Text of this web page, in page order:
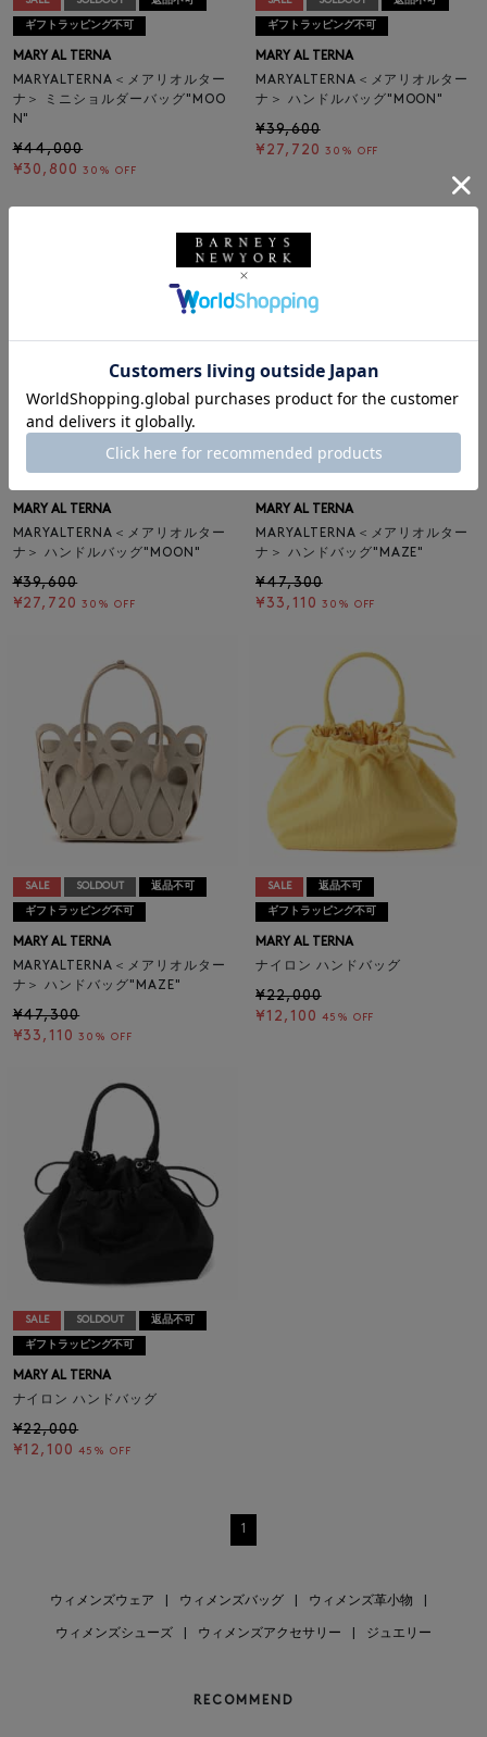
ギフトラッピング不可
MARY AL TERNA
MARYALTERNA＜メアリオルター
ナ＞ ミニショルダーバッグ"MOO
N"
¥44,000
¥30,800 30% OFF
ギフトラッピング不可
MARY AL TERNA
MARYALTERNA＜メアリオルター
ナ＞ ハンドルバッグ"MOON"
¥39,600
¥27,720 30% OFF
SOLDOUT 返品不可
MARY AL TERNA
MARYALTERNA＜メアリオルター
ナ＞ ハンドルバッグ"MOON"
¥39,600
¥27,720 30% OFF
SALE SOLDOUT
MARY AL TERNA
MARYALTERNA＜メアリオルター
ナ＞ ハンドバッグ"MAZE"
¥47,300
¥33,110 30% OFF
SALE SOLDOUT 返品不可
ギフトラッピング不可
MARY AL TERNA
MARYALTERNA＜メアリオルター
ナ＞ ハンドバッグ"MAZE"
¥47,300
¥33,110 30% OFF
SALE 返品不可
ギフトラッピング不可
MARY AL TERNA
ナイロン ハンドバッグ
¥22,000
¥12,100 45% OFF
SALE SOLDOUT 返品不可
ギフトラッピング不可
MARY AL TERNA
ナイロン ハンドバッグ
¥22,000
¥12,100 45% OFF
1
ウィメンズウェア ウィメンズバッグ ウィメンズ革小物
ウィメンズシューズ ウィメンズアクセサリー ジュエリー
RECOMMEND